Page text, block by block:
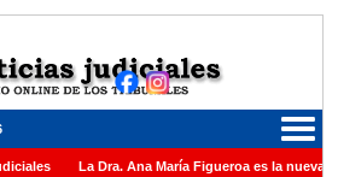
La Dra. Ana María Figueroa es la nueva